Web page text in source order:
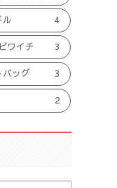
ル 4
ビワイチ 3
バッグ 3
2